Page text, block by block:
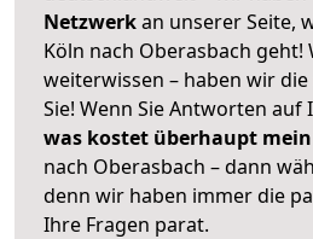
Netzwerkan unserer Seite,
Köln nach Oberasbach geht!
weiterwissen – haben wir
Sie! Wenn Sie Antworten auf
was kostet überhaupt
nach Oberasbach – dann
denn wir haben immer die
Ihre Fragen parat.